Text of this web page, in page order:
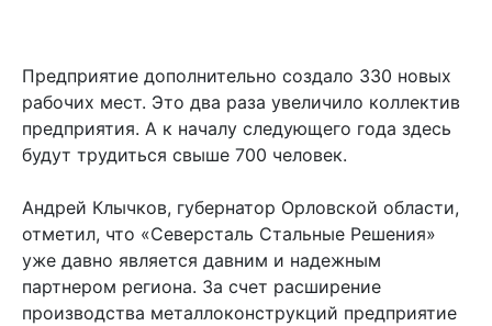
Предприятие дополнительно создало 330 новых
рабочих мест. Это два раза увеличило коллектив
предприятия. А к началу следующего года здесь
будут трудиться свыше 700 человек.
Андрей Клычков, губернатор Орловской области,
отметил, что «Северсталь Стальные Решения»
уже давно является давним и надежным
партнером региона. За счет расширение
производства металлоконструкций предприятие